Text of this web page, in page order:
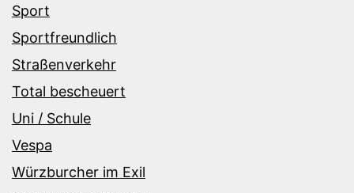
Sport
Sportfreundlich
Straßenverkehr
Total bescheuert
Uni / Schule
Vespa
Würzburcher im Exil